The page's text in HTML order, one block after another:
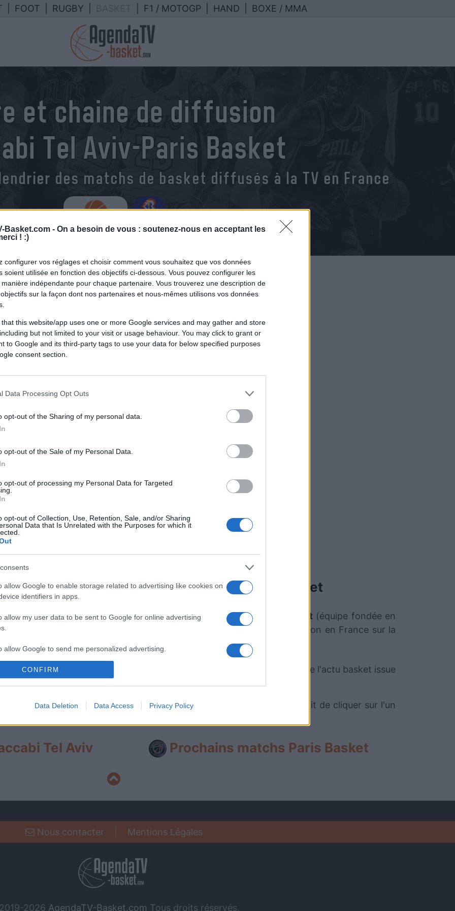
Basket.com - On a besoin de vous : soutenez-nous en acceptant les
! :)
configurer vos réglages et choisir comment vous souhaitez que vos données
soient utilisée en fonction des objectifs ci-dessous. Vous pouvez configurer les
indépendante pour chaque partenaire. Vous trouverez une description de
sur la façon dont nos partenaires et nous-mêmes utilisons vos données
that this website/app uses one or more Google services and may gather and store
but not limited to your visit or usage behaviour. You may click to grant or
to Google and its third-party tags to use your data for below specified purposes
consent section.
Data Processing Opt Outs
opt-out of the Sharing of my personal data.
opt-out of the Sale of my Personal Data.
opt-out of processing my Personal Data for Targeted
opt-out of Collection, Use, Retention, Sale, and/or Sharing
Data that Is Unrelated with the Purposes for which it
allow Google to enable storage related to advertising like cookies on
identifiers in apps.
allow my user data to be sent to Google for online advertising
allow Google to send me personalized advertising.
allow Google to enable storage related to analytics like cookies on
allow Google to enable storage related to functionality of the website
functionality and fraud prevention, and other user protection.
CONFIRM
Data Deletion Data Access Privacy Policy
FOOT RUGBY F1 / MOTOGP HAND BOXE / MMA
et chaine de diffusion
Tel Aviv-Paris Basket
des matchs de basket diffusés à la TV en France
Paris Basket
les équipesMaccabi Tel Aviv(équipe fondée en 1932) et Paris Basket (équipe fondée en
à 21h30
sera diffusée à la télévision en France sur la
pas à vous rendre chez notre partenaire RezoSport.com qui sélectionne l'actu basket issue
les classements, calendriers et résultats.
matchs des deux équipes, qu'ils soient diffusés ou non. Il suffit de cliquer sur l'un
Tel Aviv Prochains matchs Paris Basket
Nous contacter Mentions Légales
2026 AgendaTV-Basket.com Tous droits réservés.